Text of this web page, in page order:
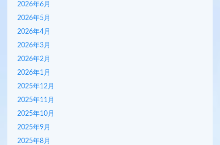
2026年6月
2026年5月
2026年4月
2026年3月
2026年2月
2026年1月
2025年12月
2025年11月
2025年10月
2025年9月
2025年8月